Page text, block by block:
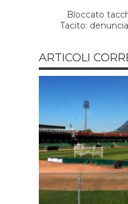
Bloccato
Tacito:
ARTICOLI